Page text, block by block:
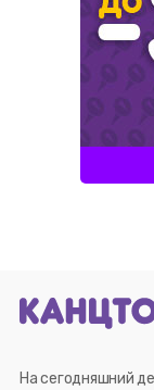
На сегодняшний